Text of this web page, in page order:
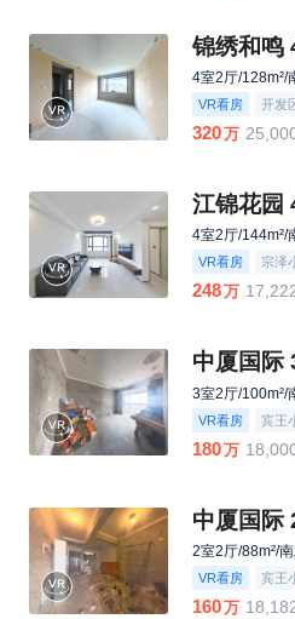
锦绣和鸣
4室2厅/128m²/
VR看房 开发
320万
江锦花园
4室2厅/144m²/
VR看房 宗泽
248万
中厦国际
3室2厅/100m²/
VR看房 宾王
180万
中厦国际
2室2厅/88m²/
VR看房 宾王
160万